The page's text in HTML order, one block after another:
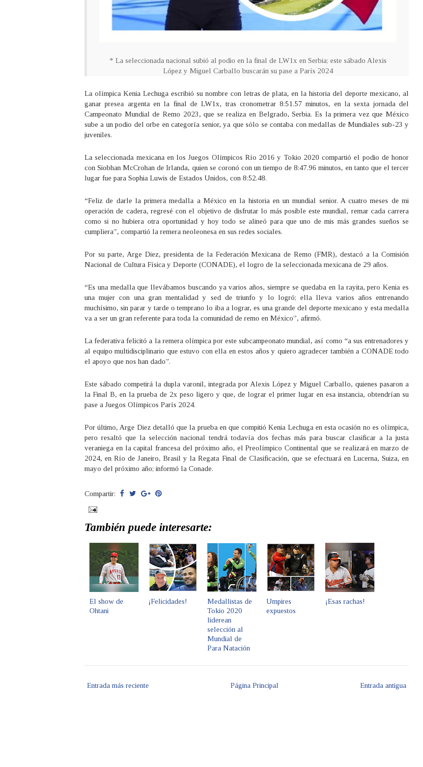
* La seleccionada nacional subió al podio en la final de LW1x en Serbia; este sábado Alexis
López y Miguel Carballo buscarán su pase a París 2024
La olímpica Kenia Lechuga escribió su nombre con letras de plata, en la historia del deporte mexicano, al
ganar presea argenta en la final de LW1x, tras cronometrar 8:51.57 minutos, en la sexta jornada del
Campeonato Mundial de Remo 2023, que se realiza en Belgrado, Serbia. Es la primera vez que México
sube a un podio del orbe en categoría senior, ya que sólo se contaba con medallas de Mundiales sub-23 y
juveniles.
La seleccionada mexicana en los Juegos Olímpicos Río 2016 y Tokio 2020 compartió el podio de honor
con Siobhan McCrohan de Irlanda, quien se coronó con un tiempo de 8:47.96 minutos, en tanto que el tercer
lugar fue para Sophia Luwis de Estados Unidos, con 8:52.48.
“Feliz de darle la primera medalla a México en la historia en un mundial senior. A cuatro meses de mi
operación de cadera, regresé con el objetivo de disfrutar lo más posible este mundial, remar cada carrera
como si no hubiera otra oportunidad y hoy todo se alineó para que uno de mis más grandes sueños se
cumpliera”, compartió la remera neoleonesa en sus redes sociales.
Por su parte, Arge Diez, presidenta de la Federación Mexicana de Remo (FMR), destacó a la Comisión
Nacional de Cultura Física y Deporte (CONADE), el logro de la seleccionada mexicana de 29 años.
“Es una medalla que llevábamos buscando ya varios años, siempre se quedaba en la rayita, pero Kenia es
una mujer con una gran mentalidad y sed de triunfo y lo logró; ella lleva varios años entrenando
muchísimo, sin parar y tarde o temprano lo iba a lograr, es una grande del deporte mexicano y esta medalla
va a ser un gran referente para toda la comunidad de remo en México”, afirmó.
La federativa felicitó a la remera olímpica por este subcampeonato mundial, así como “a sus entrenadores y
al equipo multidisciplinario que estuvo con ella en estos años y quiero agradecer también a CONADE todo
el apoyo que nos han dado”.
Este sábado competirá la dupla varonil, integrada por Alexis López y Miguel Carballo, quienes pasaron a
la Final B, en la prueba de 2x peso ligero y que, de lograr el primer lugar en esa instancia, obtendrían su
pase a Juegos Olímpicos París 2024.
Por último, Arge Diez detalló que la prueba en que compitió Kenia Lechuga en esta ocasión no es olímpica,
pero resaltó que la selección nacional tendrá todavía dos fechas más para buscar clasificar a la justa
veraniega en la capital francesa del próximo año, el Preolímpico Continental que se realizará en marzo de
2024, en Río de Janeiro, Brasil y la Regata Final de Clasificación, que se efectuará en Lucerna, Suiza, en
mayo del próximo año; informó la Conade.
Compartir:
También puede interesarte:
El show de
Ohtani
¡Felicidades!
Medallistas de
Tokio 2020
liderean
selección al
Mundial de
Para Natación
Umpires
expuestos
¡Esas rachas!
Entrada más reciente Entrada antigua
Página Principal